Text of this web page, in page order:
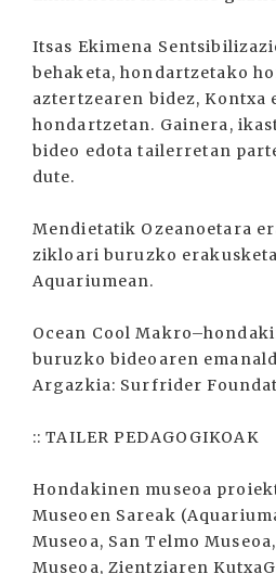
Itsas Ekimena
behaketa, hondartzetako
aztertzearen bidez, Kontxa
hondartzetan. Gainera,
bideo edota tailerretan
dute.
Mendietatik Ozeanoetara
zikloari buruzko
Aquariumean.
Ocean Cool
buruzko bideoaren
Argazkia: Surfrider
:: TAILER PEDAGOGIKOAK
Hondakinen museoa
Museoen Sareak
Museoa, San Telmo
Museoa, Zientziaren